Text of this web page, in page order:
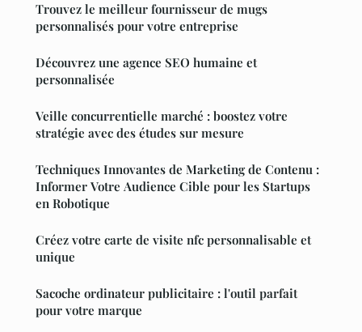
Trouvez le meilleur fournisseur de mugs
personnalisés pour votre entreprise
Découvrez une agence SEO humaine et
personnalisée
Veille concurrentielle marché : boostez votre
stratégie avec des études sur mesure
Techniques Innovantes de Marketing de Contenu :
Informer Votre Audience Cible pour les Startups
en Robotique
Créez votre carte de visite nfc personnalisable et
unique
Sacoche ordinateur publicitaire : l'outil parfait
pour votre marque